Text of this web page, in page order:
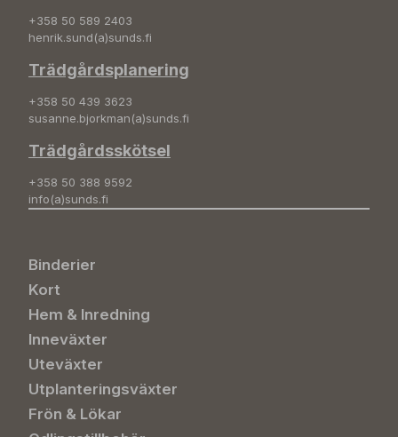
+358 50 589 2403
henrik.sund(a)sunds.fi
Trädgårdsplanering
+358 50 439 3623
susanne.bjorkman(a)sunds.fi
Trädgårdsskötsel
+358 50 388 9592
info(a)sunds.fi
Binderier
Kort
Hem & Inredning
Inneväxter
Uteväxter
Utplanteringsväxter
Frön & Lökar